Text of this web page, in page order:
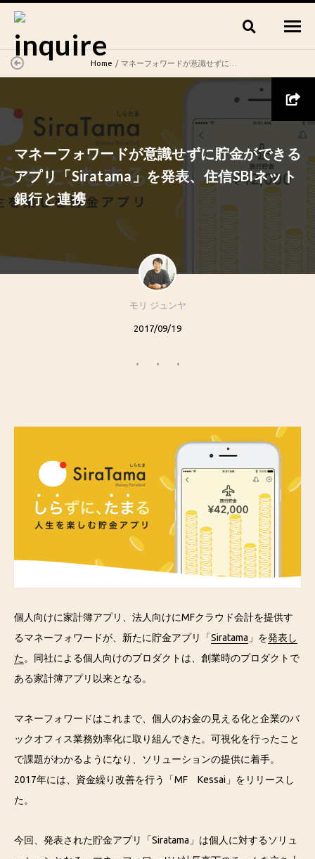
Home マネーフォワードが意識せずに貯金ができるアプリ「Siratama」を発表、住信SBIネット銀行と連携
マネーフォワードが意識せずに貯金ができる
アプリ「Siratama」を発表、住信SBIネット
銀行と連携
モリ ジュンヤ
2017/09/19
個人向けに家計簿アプリ、法人向けにMFクラウド会計を提供す
るマネーフォワードが、新たに貯金アプリ「Siratama 」を発表し
た。同社による個人向けのプロダクトは、創業時のプロダクトで
ある家計簿アプリ以来となる。
マネーフォワードはこれまで、個人のお金の見える化と企業のバ
ックオフィス業務効率化に取り組んできた。可視化を行ったこと
で課題がわかるようになり、ソリューションの提供に着手。
2017年には、資金繰り改善を行う「MF Kessai」をリリースし
た。
今回、発表された貯金アプリ「Siratama」は個人に対するソリュ